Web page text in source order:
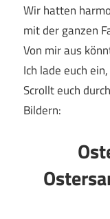
Wir hatten
mit der ganzen
Von mir aus
Ich lade euch
Scrollt euch
Bildern: